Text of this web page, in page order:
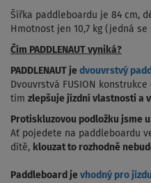
Šířka paddleboardu je 84 cm,
Hmotnost jen 10,7 kg (jedná
Čím PADDLENAUT vyniká?
PADDLENAUT je dvouvrstvý
Dvouvrstvá FUSION konstrukce
tím zlepšuje jízdní vlastnosti a
Protiskluzovou podložku jsme
Ať pojedete na paddleboardu
dítě, klouzat to rozhodně
Paddleboard je vhodný pro